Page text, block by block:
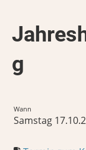
g
Wann
Samstag